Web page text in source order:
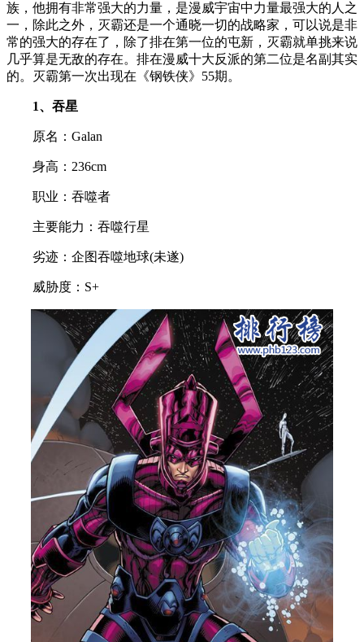
族，他拥有非常强大的力量，是漫威宇宙中力量最强大的人之
一，除此之外，灭霸还是一个通晓一切的战略家，可以说是非
常的强大的存在了，除了排在第一位的屯新，灭霸就单挑来说
几乎算是无敌的存在。排在漫威十大反派的第二位是名副其实
的。灭霸第一次出现在《钢铁侠》55期。
1、吞星
原名：Galan
身高：236cm
职业：吞噬者
主要能力：吞噬行星
劣迹：企图吞噬地球(未遂)
威胁度：S+